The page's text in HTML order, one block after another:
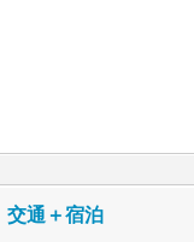
交通＋宿泊